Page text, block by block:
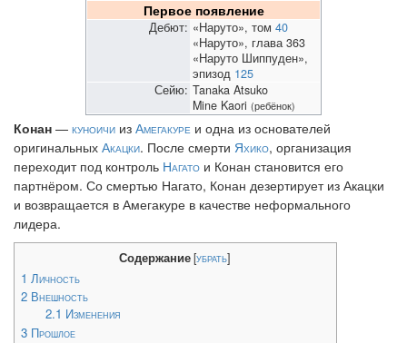
Первое появление
Дебют: «Наруто», том 40
«Наруто», глава 363
«Наруто Шиппуден»,
эпизод 125
Сейю: Tanaka Atsuko
Mine Kaori (ребёнок)
Конан — куноичи из Амегакуре и одна из основателей
оригинальных Акацки. После смерти Яхико, организация
переходит под контроль Нагато и Конан становится его
партнёром. Со смертью Нагато, Конан дезертирует из Акацки
и возвращается в Амегакуре в качестве неформального
лидера.
Содержание[убрать]
1 Личность
2 Внешность
2.1 Изменения
3 Прошлое